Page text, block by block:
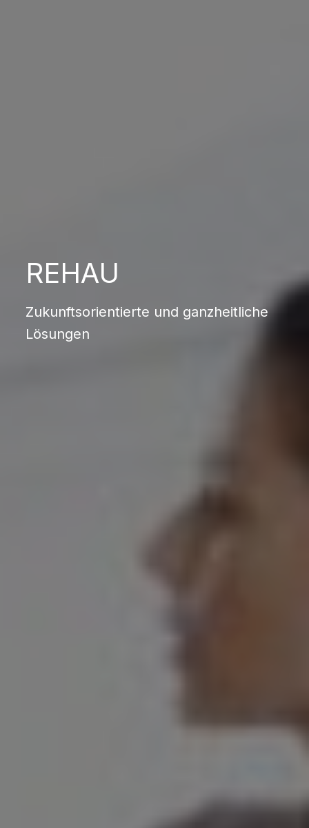
REHAU
Zukunftsorientierte und ganzheitliche
Lösungen